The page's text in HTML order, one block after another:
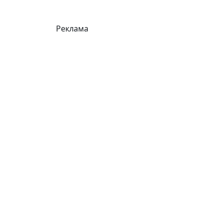
Реклама